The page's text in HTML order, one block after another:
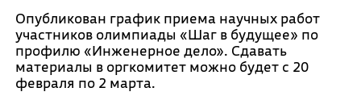
Опубликован график приема научных работ
участников олимпиады «Шаг в будущее» по
профилю «Инженерное дело». Сдавать
материалы в оргкомитет можно будет с 20
февраля по 2 марта.